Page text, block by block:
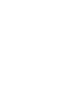
FAVORITO